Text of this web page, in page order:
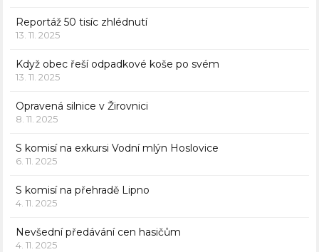
Reportáž 50 tisíc zhlédnutí
13. 11. 2025
Když obec řeší odpadkové koše po svém
13. 11. 2025
Opravená silnice v Žirovnici
8. 11. 2025
S komisí na exkursi Vodní mlýn Hoslovice
6. 11. 2025
S komisí na přehradě Lipno
4. 11. 2025
Nevšední předávání cen hasičům
4. 11. 2025